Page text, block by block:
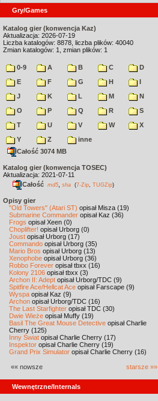
Gry/Games
Katalog gier (konwencja Kaz)
Aktualizacja: 2026-07-19
Liczba katalogów: 8878, liczba plików: 40040
Zmian katalogów: 1, zmian plików: 1
0-9 A B C
D
E
F G H
I
J
K L M
N
O
P Q R
S
T
U V W
X
Y
Z
inne
Całość 3074 MB
Katalog gier (konwencja TOSEC)
Aktualizacja: 2021-07-11
Całość md5 sha (7-Zip TUGZip)
Opisy gier
"Old Towers" (Atari ST) opisał Misza (19)
Submarine Commander opisał Kaz (36)
Frogs opisał Xeen (0)
Choplifter! opisał Urborg (0)
Joust opisał Urborg (17)
Commando opisał Urborg (35)
Mario Bros opisał Urborg (13)
Xenophobe opisał Urborg (36)
Robbo Forever opisał tbxx (16)
Kolony 2106 opisał tbxx (3)
Archon II: Adept opisał Urborg/TDC (9)
Spitfire Ace/Hellcat Ace opisał Farscape (9)
Wyspa opisał Kaz (9)
Archon opisał Urborg/TDC (16)
The Last Starfighter opisał TDC (30)
Dwie Wieże opisał Muffy (19)
Basil The Great Mouse Detective opisał Charlie
Cherry (125)
Inny Świat opisał Charlie Cherry (17)
Inspektor opisał Charlie Cherry (19)
Grand Prix Simulator opisał Charlie Cherry (16)
«« nowsze starsze »»
Wewnętrzne/Internals